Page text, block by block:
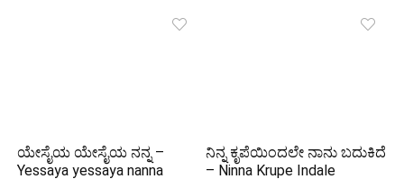
ಯೇಸೈಯ ಯೇಸೈಯ ನನ್ನ –
Yessaya yessaya nanna
ನಿನ್ನ ಕೃಪೆಯಿಂದಲೇ ನಾನು ಬದುಕಿದೆ
– Ninna Krupe Indale